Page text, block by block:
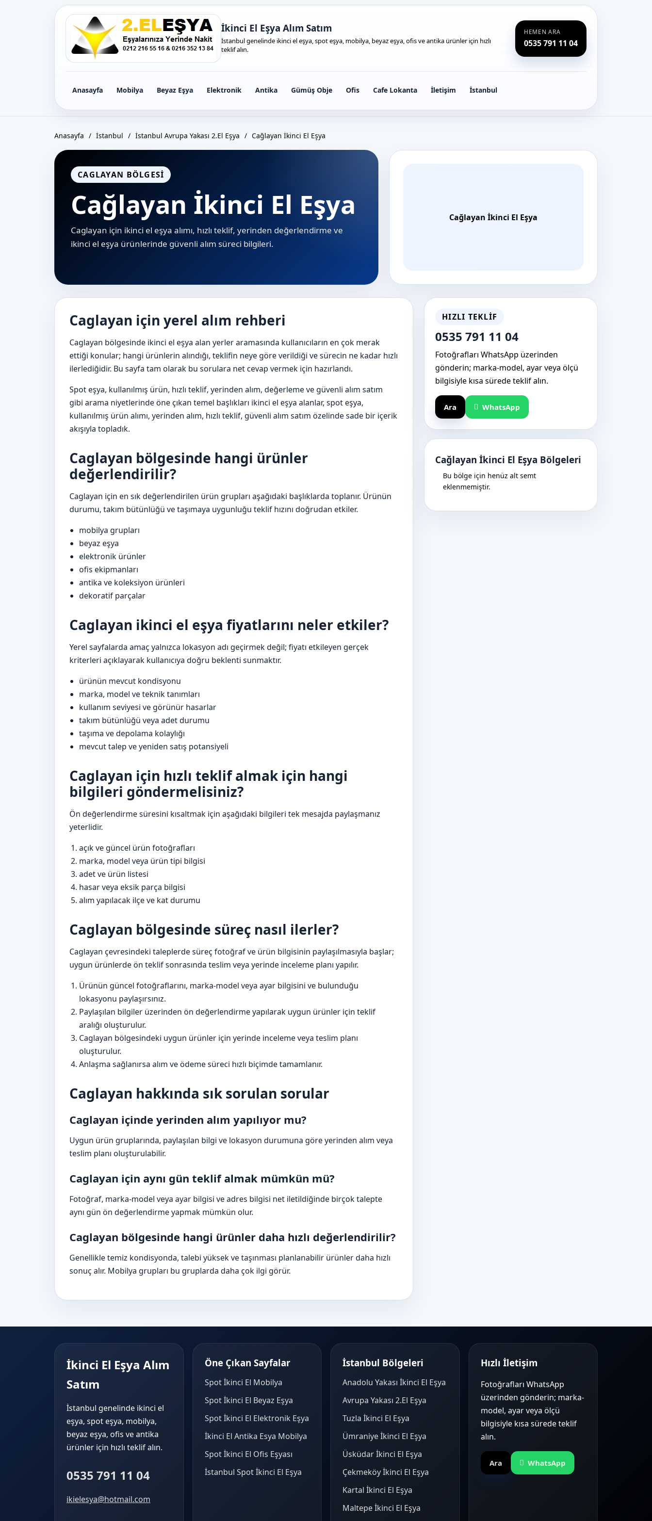
İkinci El Eşya Alım Satım
İstanbul genelinde ikinci el eşya, spot eşya, mobilya, beyaz eşya, ofis ve antika ürünler için hızlı
teklif alın.
Anasayfa Mobilya Beyaz Eşya Elektronik Antika Gümüş Obje Ofis Cafe Lokanta İletişim İstanbul
HEMEN ARA
0535 791 11 04
Anasayfa / İstanbul / İstanbul Avrupa Yakası 2.El Eşya / Cağlayan İkinci El Eşya
CAGLAYAN BÖLGESI
Cağlayan İkinci El Eşya
Caglayan için ikinci el eşya alımı, hızlı teklif, yerinden değerlendirme ve
i̇kinci el eşya ürünlerinde güvenli alım süreci bilgileri.
Cağlayan İkinci El Eşya
Caglayan için yerel alım rehberi
Caglayan bölgesinde ikinci el eşya alan yerler aramasında kullanıcıların en çok merak
ettiği konular; hangi ürünlerin alındığı, teklifin neye göre verildiği ve sürecin ne kadar hızlı
ilerlediğidir. Bu sayfa tam olarak bu sorulara net cevap vermek için hazırlandı.
Spot eşya, kullanılmış ürün, hızlı teklif, yerinden alım, değerleme ve güvenli alım satım
gibi arama niyetlerinde öne çıkan temel başlıkları ikinci el eşya alanlar, spot eşya,
kullanılmış ürün alımı, yerinden alım, hızlı teklif, güvenli alım satım özelinde sade bir içerik
akışıyla topladık.
Caglayan bölgesinde hangi ürünler
değerlendirilir?
Caglayan için en sık değerlendirilen ürün grupları aşağıdaki başlıklarda toplanır. Ürünün
durumu, takım bütünlüğü ve taşımaya uygunluğu teklif hızını doğrudan etkiler.
mobilya grupları
beyaz eşya
elektronik ürünler
ofis ekipmanları
antika ve koleksiyon ürünleri
dekoratif parçalar
Caglayan ikinci el eşya fiyatlarını neler etkiler?
Yerel sayfalarda amaç yalnızca lokasyon adı geçirmek değil; fiyatı etkileyen gerçek
kriterleri açıklayarak kullanıcıya doğru beklenti sunmaktır.
ürünün mevcut kondisyonu
marka, model ve teknik tanımları
kullanım seviyesi ve görünür hasarlar
takım bütünlüğü veya adet durumu
taşıma ve depolama kolaylığı
mevcut talep ve yeniden satış potansiyeli
Caglayan için hızlı teklif almak için hangi
bilgileri göndermelisiniz?
Ön değerlendirme süresini kısaltmak için aşağıdaki bilgileri tek mesajda paylaşmanız
yeterlidir.
açık ve güncel ürün fotoğrafları
marka, model veya ürün tipi bilgisi
adet ve ürün listesi
hasar veya eksik parça bilgisi
alım yapılacak ilçe ve kat durumu
Caglayan bölgesinde süreç nasıl ilerler?
Caglayan çevresindeki taleplerde süreç fotoğraf ve ürün bilgisinin paylaşılmasıyla başlar;
uygun ürünlerde ön teklif sonrasında teslim veya yerinde inceleme planı yapılır.
Ürünün güncel fotoğraflarını, marka-model veya ayar bilgisini ve bulunduğu
lokasyonu paylaşırsınız.
Paylaşılan bilgiler üzerinden ön değerlendirme yapılarak uygun ürünler için teklif
aralığı oluşturulur.
Caglayan bölgesindeki uygun ürünler için yerinde inceleme veya teslim planı
oluşturulur.
Anlaşma sağlanırsa alım ve ödeme süreci hızlı biçimde tamamlanır.
Caglayan hakkında sık sorulan sorular
Caglayan içinde yerinden alım yapılıyor mu?
Uygun ürün gruplarında, paylaşılan bilgi ve lokasyon durumuna göre yerinden alım veya
teslim planı oluşturulabilir.
Caglayan için aynı gün teklif almak mümkün mü?
Fotoğraf, marka-model veya ayar bilgisi ve adres bilgisi net iletildiğinde birçok talepte
aynı gün ön değerlendirme yapmak mümkün olur.
Caglayan bölgesinde hangi ürünler daha hızlı değerlendirilir?
Genellikle temiz kondisyonda, talebi yüksek ve taşınması planlanabilir ürünler daha hızlı
sonuç alır. Mobilya grupları bu gruplarda daha çok ilgi görür.
HIZLI TEKLIF
0535 791 11 04
Fotoğrafları WhatsApp üzerinden
gönderin; marka-model, ayar veya ölçü
bilgisiyle kısa sürede teklif alın.
Ara WhatsApp
Cağlayan İkinci El Eşya Bölgeleri
Bu bölge için henüz alt semt
eklenmemiştir.
İkinci El Eşya Alım
Satım
İstanbul genelinde ikinci el
eşya, spot eşya, mobilya,
beyaz eşya, ofis ve antika
ürünler için hızlı teklif alın.
0535 791 11 04
ikielesya@hotmail.com
Öne Çıkan Sayfalar
Spot İkinci El Mobilya
Spot İkinci El Beyaz Eşya
Spot İkinci El Elektronik Eşya
İkinci El Antika Esya Mobilya
Spot İkinci El Ofis Eşyası
İstanbul Spot İkinci El Eşya
İstanbul Bölgeleri
Anadolu Yakası İkinci El Eşya
Avrupa Yakası 2.El Eşya
Tuzla İkinci El Eşya
Ümraniye İkinci El Eşya
Üsküdar İkinci El Eşya
Çekmeköy İkinci El Eşya
Kartal İkinci El Eşya
Maltepe İkinci El Eşya
Hızlı İletişim
Fotoğrafları WhatsApp
üzerinden gönderin; marka-
model, ayar veya ölçü
bilgisiyle kısa sürede teklif
alın.
Ara WhatsApp